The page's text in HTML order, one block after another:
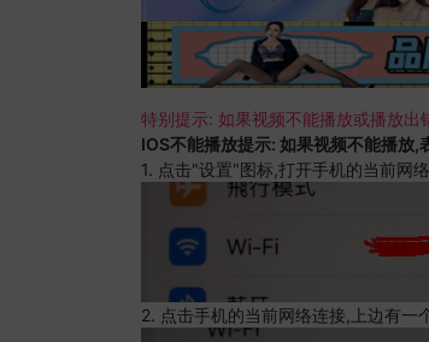
特别提示: 如果视频不能播放或播放出
IOS不能播放提示: 如果视频不能播放,
1. 点击"设置"图标,打开手机的当前网
2. 点击手机的当前网络连接,上边有一